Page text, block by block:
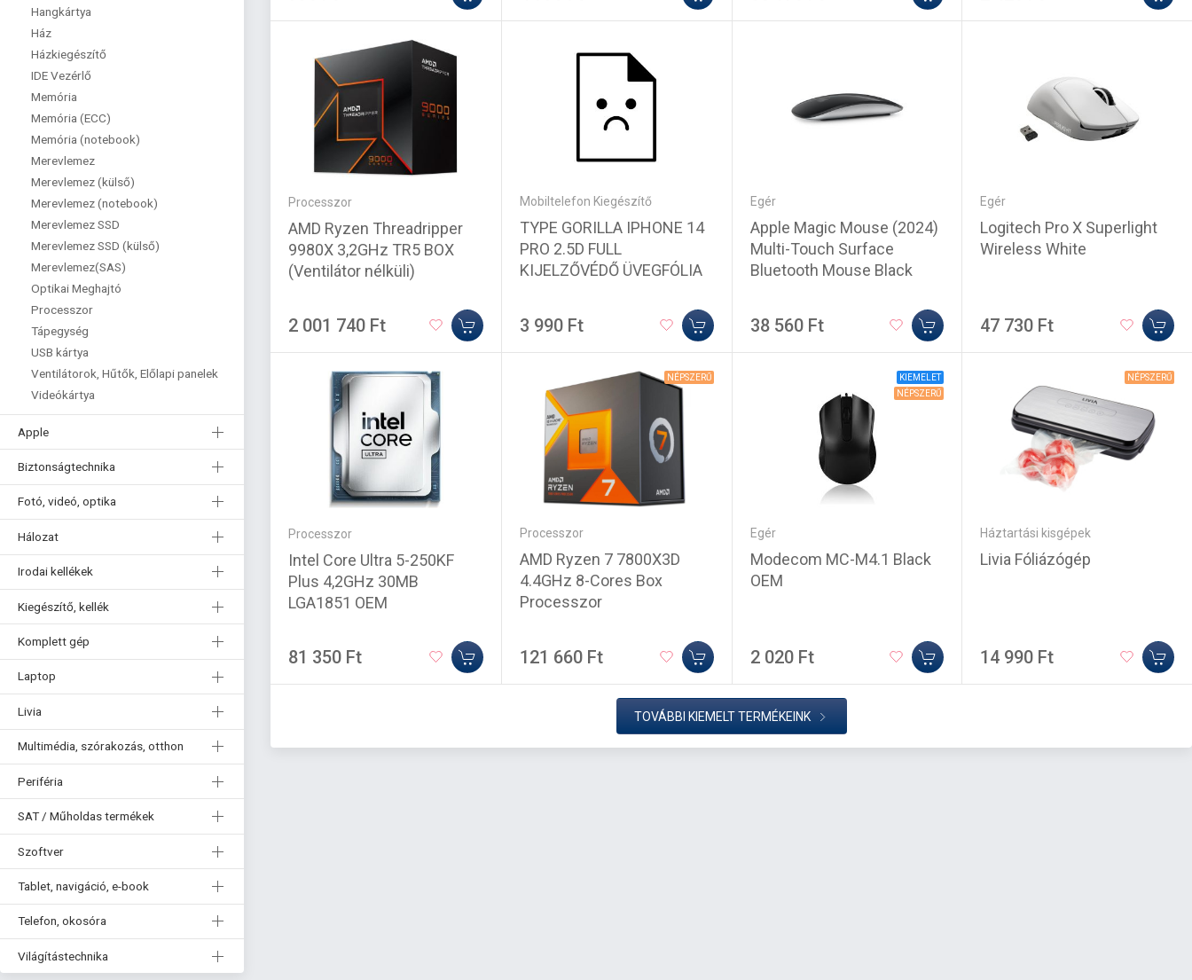
Hangkártya
Ház
Házkiegészítő
IDE Vezérlő
Memória
Memória (ECC)
Memória (notebook)
Merevlemez
Merevlemez (külső)
Merevlemez (notebook)
Merevlemez SSD
Merevlemez SSD (külső)
Merevlemez(SAS)
Optikai Meghajtó
Processzor
Tápegység
USB kártya
Ventilátorok, Hűtők, Előlapi panelek
Videókártya
Apple
Biztonságtechnika
Fotó, videó, optika
Hálozat
Irodai kellékek
Kiegészítő, kellék
Komplett gép
Laptop
Livia
Multimédia, szórakozás, otthon
Periféria
SAT / Műholdas termékek
Szoftver
Tablet, navigáció, e-book
Telefon, okosóra
Világítástechnika
Processzor
AMD Ryzen Threadripper
9980X 3,2GHz TR5 BOX
(Ventilátor nélküli)
2 001 740 Ft
Mobiltelefon Kiegészítő
TYPE GORILLA IPHONE 14
PRO 2.5D FULL
KIJELZŐVÉDŐ ÜVEGFÓLIA
3 990 Ft
Egér
Apple Magic Mouse (2024)
Multi-Touch Surface
Bluetooth Mouse Black
38 560 Ft
Egér
Logitech Pro X Superlight
Wireless White
47 730 Ft
Processzor
Intel Core Ultra 5-250KF
Plus 4,2GHz 30MB
LGA1851 OEM
81 350 Ft
NÉPSZERŰ
Processzor
AMD Ryzen 7 7800X3D
4.4GHz 8-Cores Box
Processzor
121 660 Ft
KIEMELET
NÉPSZERŰ
Egér
Modecom MC-M4.1 Black
OEM
2 020 Ft
NÉPSZERŰ
Háztartási kisgépek
Livia Fóliázógép
14 990 Ft
TOVÁBBI KIEMELT TERMÉKEINK